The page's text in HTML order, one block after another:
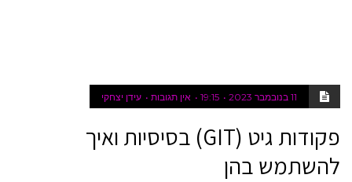
11 בנובמבר 2023 19:15 אין תגובות עידן יצחקי
פקודות גיט (GIT) בסיסיות ואיך
להשתמש בהן